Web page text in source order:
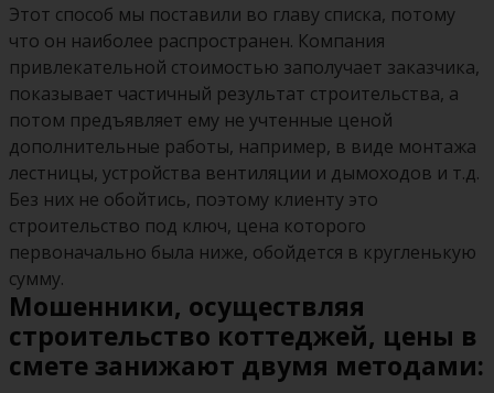
Этот способ мы поставили во главу списка, потому
что он наиболее распространен. Компания
привлекательной стоимостью заполучает заказчика,
показывает частичный результат строительства, а
потом предъявляет ему не учтенные ценой
дополнительные работы, например, в виде монтажа
лестницы, устройства вентиляции и дымоходов и т.д.
Без них не обойтись, поэтому клиенту это
строительство под ключ, цена которого
первоначально была ниже, обойдется в кругленькую
сумму.
Мошенники, осуществляя
строительство коттеджей, цены в
смете занижают двумя методами: